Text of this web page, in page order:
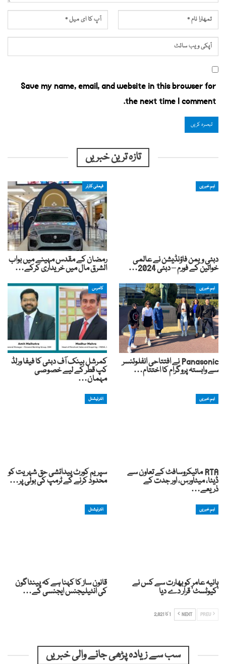
Save my name, email, and website in this browser for
the next time I comment.
تازہ ترین خبریں
اہم خبریں
دبئی ویمن فاؤنڈیشن نے عالمی
خواتین کے فورم – دبئی 2024…
فیملی کارنر
رمضان کے مقدس مہینے میں بواب
الشرق مال میں خریداری کرکے…
اہم خبریں
Panasonic نے افتتاحی انفلوئنسر
سے وابستہ پروگرام کا اختتام…
کامرس
کمرشل بینک آف دبئی کا فیفا ورلڈ
کپ قطر کے لیے خصوصی
مہمان…
اہم خبریں
RTA مائیکروسافٹ کے تعاون سے
ڈیٹا، میٹاورس، اور جدت کے
ذریعے…
انٹرنیشنل
سپریم کورٹ پیدائشی حق شہریت کو
محدود کرنے کے ٹرمپ کی بولی پر…
اہم خبریں
ہانیہ عامر کو بھارت سے کس نے
’کیوٹسٹ‘ قرار دے دیا
انٹرنیشنل
قانون ساز کا کہنا ہے کہ پینٹاگون
کی انٹیلیجنس ایجنسی کے…
NEXT 1 کا 2,821
سب سے زیادہ پڑھی جانے والی خبریں